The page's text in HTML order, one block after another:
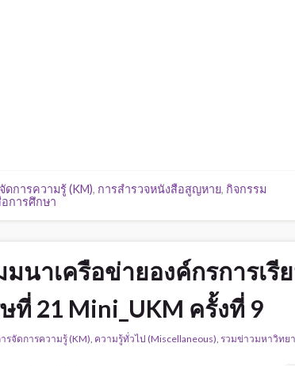
ดการความรู้ (KM), การสำรวจหนังสือสูญหาย, กิจกรรม
การศึกษา
นาเครือข่ายองค์กรการเรี
ที่ 21 Mini_UKM ครั้งที่ 9
รจัดการความรู้ (KM), ความรู้ทั่วไป (Miscellaneous), รวมข่าวมหาวิทย